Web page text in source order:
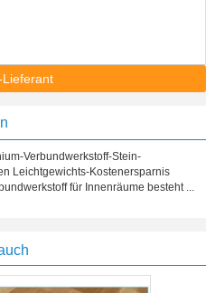
Lieferant
Verbundwerkstoff-Stein-
Leichtgewichts-Kostenersparnis
für Innenräume besteht ...